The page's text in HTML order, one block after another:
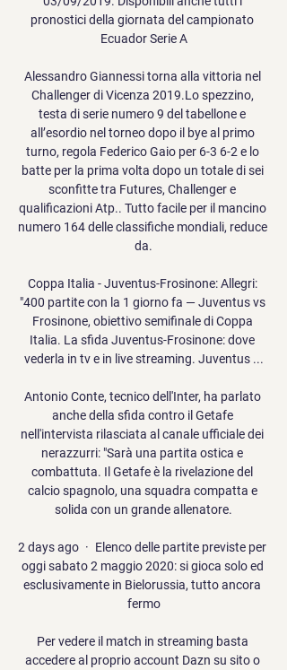
pronostici della giornata del campionato
Ecuador Serie A
Alessandro Giannessi torna alla vittoria nel
Challenger di Vicenza 2019.Lo spezzino,
testa di serie numero 9 del tabellone e
all’esordio nel torneo dopo il bye al primo
turno, regola Federico Gaio per 6-3 6-2 e lo
batte per la prima volta dopo un totale di sei
sconfitte tra Futures, Challenger e
qualificazioni Atp.. Tutto facile per il mancino
numero 164 delle classifiche mondiali, reduce
da.
Coppa Italia - Juventus-Frosinone: Allegri:
"400 partite con la 1 giorno fa — Juventus vs
Frosinone, obiettivo semifinale di Coppa
Italia. La sfida Juventus-Frosinone: dove
vederla in tv e in live streaming. Juventus ...
Antonio Conte, tecnico dell'Inter, ha parlato
anche della sfida contro il Getafe
nell'intervista rilasciata al canale ufficiale dei
nerazzurri: "Sarà una partita ostica e
combattuta. Il Getafe è la rivelazione del
calcio spagnolo, una squadra compatta e
solida con un grande allenatore.
2 days ago · Elenco delle partite previste per
oggi sabato 2 maggio 2020: si gioca solo ed
esclusivamente in Bielorussia, tutto ancora
fermo
Per vedere il match in streaming basta
accedere al proprio account Dazn su sito o